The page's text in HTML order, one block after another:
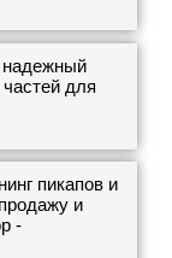
для
пикапов и
и
-